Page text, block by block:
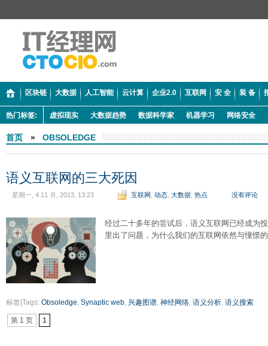
区块链 大数据 人工智能 云计算 企业2.0 互联网 安 全 装 备
热门标签: 虚拟现实 大数据趋势 数据科学家 机器学习 网络安全
首页 » OBSOLEDGE
语义互联网的三大死因
星期一, 4 11 月, 2013, 13:23 互联网 动态 大数据 热点 没有评论
经过二十多年的尝试后，语义互联网已经成为
里出了问题，为什么我们的互联网依然与憧憬
标签|Tags: Obsoledge, Synaptic web, 兴趣图谱, 神经网络, 语义分析, 语义搜索
第 1 页 1